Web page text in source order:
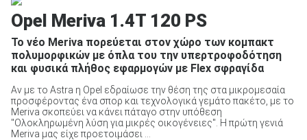
Καινούρια
ΑΝΑΖΗΤΗΣΗ
Opel Meriva 1.4T 120 PS
Το νέο Meriva πορεύεται στον χώρο των κομπακτ
πολυμορφικών με όπλα του την υπερτροφοδότηση
και φυσικά πλήθος εφαρμογών με Flex σφραγίδα
Αν με το Astra η Opel εδραίωσε την θέση της στα μικρομεσαία
προσφέροντας ένα σπορ και τεχνολογικά γεμάτο πακέτο, με το
Meriva σκοπεύει να κάνει πάταγο στην υπόθεση
"Ολοκληρωμένη λύση για μικρές οικογένειες". Η πρώτη γενιά
Meriva μας είχε προετοιμάσει ...